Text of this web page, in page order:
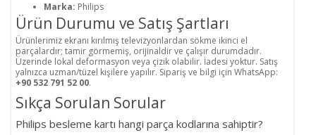
Marka: Philips
Ürün Durumu ve Satış Şartları
Ürünlerimiz ekranı kırılmış televizyonlardan sökme ikinci el
parçalardır; tamir görmemiş, orijinaldir ve çalışır durumdadır.
Üzerinde lokal deformasyon veya çizik olabilir. İadesi yoktur. Satış
yalnızca uzman/tüzel kişilere yapılır. Sipariş ve bilgi için WhatsApp:
+90 532 791 52 00.
Sıkça Sorulan Sorular
Philips besleme kartı hangi parça kodlarına sahiptir?